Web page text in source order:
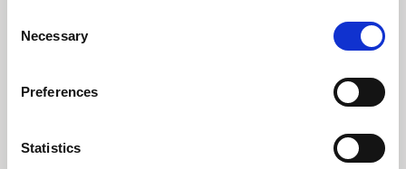
Selection
Necessary
Preferences
Statistics